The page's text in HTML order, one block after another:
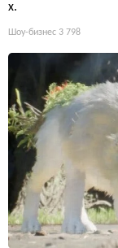
х.
Шоу-бизнес 3 798